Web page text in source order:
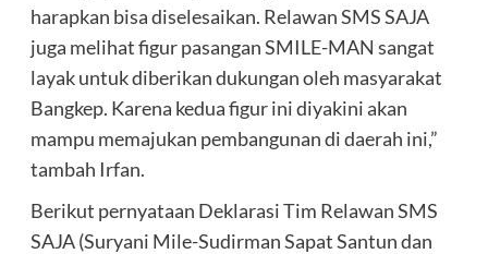
harapkan bisa diselesaikan. Relawan SMS SAJA
juga melihat figur pasangan SMILE-MAN sangat
layak untuk diberikan dukungan oleh masyarakat
Bangkep. Karena kedua figur ini diyakini akan
mampu memajukan pembangunan di daerah ini,”
tambah Irfan.
Berikut pernyataan Deklarasi Tim Relawan SMS
SAJA (Suryani Mile-Sudirman Sapat Santun dan